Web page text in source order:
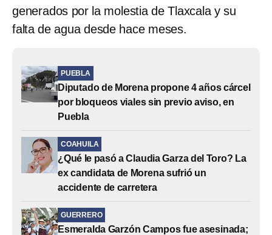
generados por la molestia de Tlaxcala y su
falta de agua desde hace meses.
PUEBLA
Diputado de Morena propone 4 años cárcel
por bloqueos viales sin previo aviso, en
Puebla
COAHUILA
¿Qué le pasó a Claudia Garza del Toro? La
ex candidata de Morena sufrió un
accidente de carretera
GUERRERO
Esmeralda Garzón Campos fue asesinada;